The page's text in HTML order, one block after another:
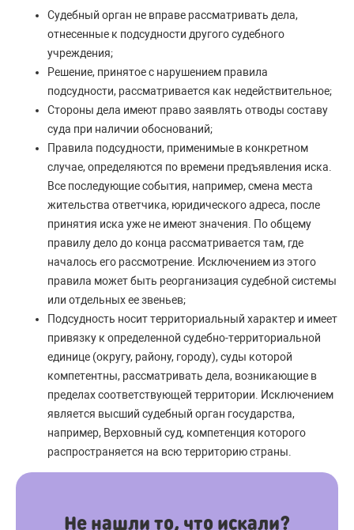
Судебный орган не вправе рассматривать дела,
отнесенные к подсудности другого судебного
учреждения;
Решение, принятое с нарушением правила
подсудности, рассматривается как недействительное;
Стороны дела имеют право заявлять отводы составу
суда при наличии обоснований;
Правила подсудности, применимые в конкретном
случае, определяются по времени предъявления иска.
Все последующие события, например, смена места
жительства ответчика, юридического адреса, после
принятия иска уже не имеют значения. По общему
правилу дело до конца рассматривается там, где
началось его рассмотрение. Исключением из этого
правила может быть реорганизация судебной системы
или отдельных ее звеньев;
Подсудность носит территориальный характер и имеет
привязку к определенной судебно-территориальной
единице (округу, району, городу), суды которой
компетентны, рассматривать дела, возникающие в
пределах соответствующей территории. Исключением
является высший судебный орган государства,
например, Верховный суд, компетенция которого
распространяется на всю территорию страны.
Не нашли то, что искали?